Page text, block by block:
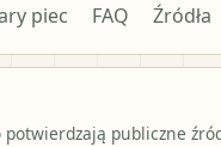
piec FAQ Źródła
publiczne